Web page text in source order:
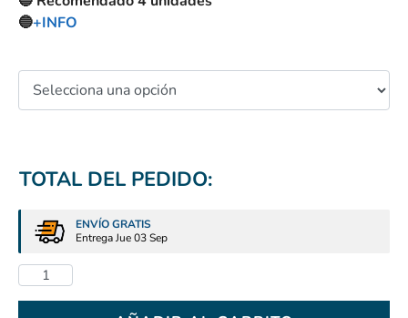
🔵+INFO
TOTAL DEL PEDIDO:
ENVÍO GRATIS
Entrega Jue 03 Sep